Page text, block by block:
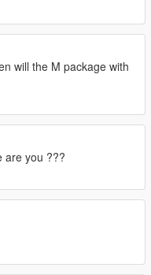
will the M package with
are you ???